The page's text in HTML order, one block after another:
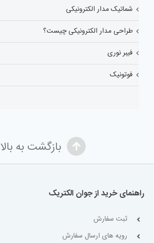
شماتیک مدار الکترونیکی
طراحی مدار الکترونیکی چیست؟
فیبر نوری
فوتونیک
بازگشت به بالا
راهنمای خرید از جوان الکتریک
ثبت سفارش
رویه های ارسال سفارش